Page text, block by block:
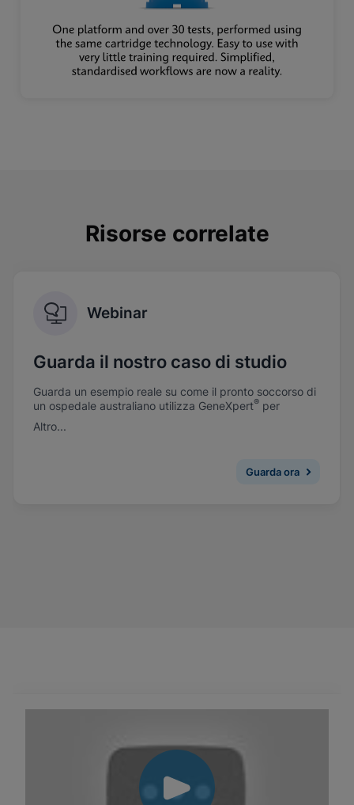
Risorse correlate
Webinar
Guarda il nostro caso di studio
Guarda un esempio reale su come il pronto soccorso di
un ospedale australiano utilizza GeneXpert® per
eseguire rapidamente i test per l’influenza.
Altro...
Guarda ora